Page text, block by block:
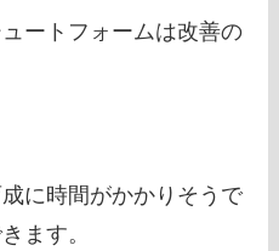
ートフォームは改善の
に時間がかかりそうで
ます。